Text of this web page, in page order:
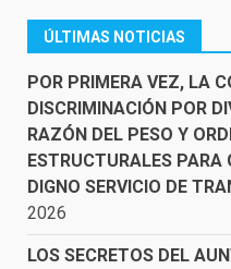
ÚLTIMAS NOTICIAS
POR PRIMERA VEZ, LA
DISCRIMINACIÓN POR
RAZÓN DEL PESO Y
ESTRUCTURALES
DIGNO SERVICIO DE
2026
LOS SECRETOS DEL